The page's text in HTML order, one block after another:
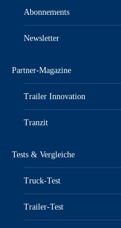
Abonnements
Newsletter
Partner-Magazine
Trailer Innovation
Tranzit
Tests & Vergleiche
Truck-Test
Trailer-Test